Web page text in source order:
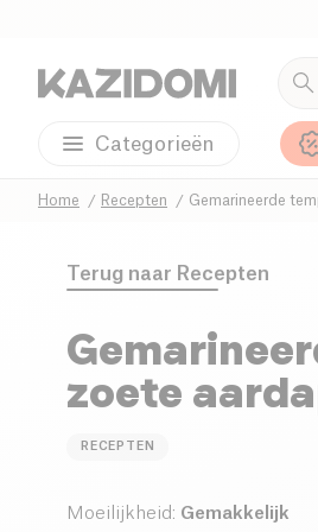
Categorieën
Home Recepten Gemarineerde
Terug naar Recepten
zoete
RECEPTEN
Moeilijkheid : Gemakkelijk